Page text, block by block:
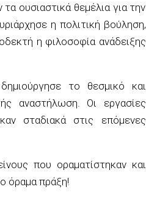
ουσιαστικά θεμέλια για την
η πολιτική βούληση,
η φιλοσοφία ανάδειξης
το θεσμικό και
αναστήλωση. Οι εργασίες
σταδιακά στις επόμενες
που οραματίστηκαν και
όραμα πράξη!